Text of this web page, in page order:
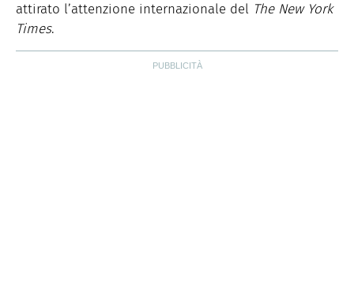
attirato l’attenzione internazionale del The New York
Times.